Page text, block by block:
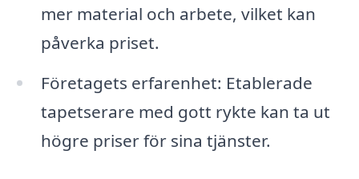
mer material och arbete, vilket kan
påverka priset.
Företagets erfarenhet: Etablerade
tapetserare med gott rykte kan ta ut
högre priser för sina tjänster.